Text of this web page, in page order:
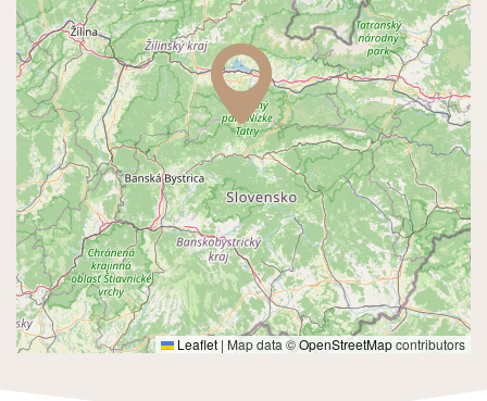
Leaflet | Map data ©OpenStreetMapcontributors